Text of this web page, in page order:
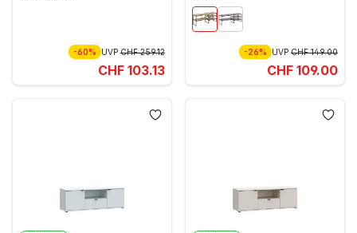
-60% UVP CHF 259.12
CHF 103.13
-26% UVPCHF 149.00
CHF 109.00